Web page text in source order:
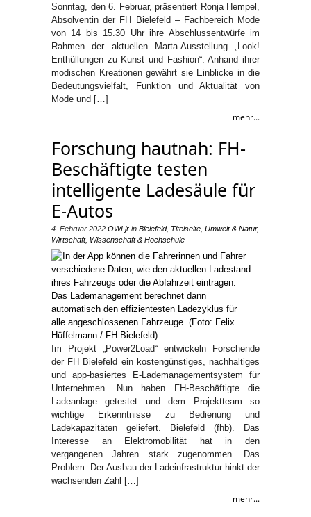
Sonntag, den 6. Februar, präsentiert Ronja Hempel,
Absolventin der FH Bielefeld – Fachbereich Mode
von 14 bis 15.30 Uhr ihre Abschlussentwürfe im
Rahmen der aktuellen Marta-Ausstellung „Look!
Enthüllungen zu Kunst und Fashion“. Anhand ihrer
modischen Kreationen gewährt sie Einblicke in die
Bedeutungsvielfalt, Funktion und Aktualität von
Mode und […]
mehr...
Forschung hautnah: FH-
Beschäftigte testen
intelligente Ladesäule für
E-Autos
4. Februar 2022 OWLjr in Bielefeld, Titelseite Umwelt & Natur,
Wirtschaft, Wissenschaft & Hochschule
Im Projekt „Power2Load“ entwickeln Forschende
der FH Bielefeld ein kostengünstiges, nachhaltiges
und app-basiertes E-Lademanagementsystem für
Unternehmen. Nun haben FH-Beschäftigte die
Ladeanlage getestet und dem Projektteam so
wichtige Erkenntnisse zu Bedienung und
Ladekapazitäten geliefert. Bielefeld (fhb). Das
Interesse an Elektromobilität hat in den
vergangenen Jahren stark zugenommen. Das
Problem: Der Ausbau der Ladeinfrastruktur hinkt der
wachsenden Zahl […]
mehr...